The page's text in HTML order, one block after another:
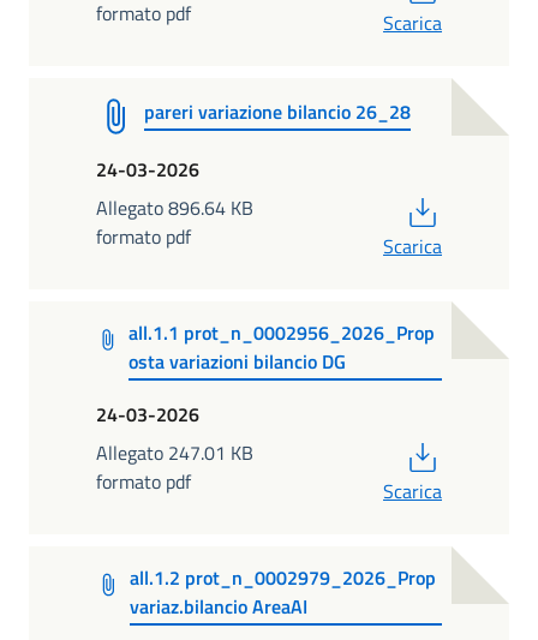
formato pdf
Scarica
pareri variazione bilancio 26_28
24-03-2026
Allegato 896.64 KB
formato pdf
Scarica
all.1.1 prot_n_0002956_2026_Prop
osta variazioni bilancio DG
24-03-2026
Allegato 247.01 KB
formato pdf
Scarica
all.1.2 prot_n_0002979_2026_Prop
variaz.bilancio AreaAI